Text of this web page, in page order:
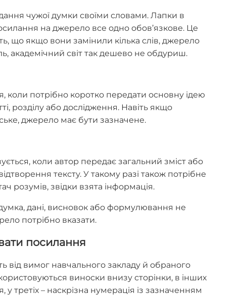
чужої думки своїми словами. Лапки в
на джерело все одно обов’язкове. Це
що якщо вони замінили кілька слів, джерело
академічний світ так дешево не обдуриш.
коли потрібно коротко передати основну ідею
розділу або дослідження. Навіть якщо
джерело має бути зазначене.
коли автор передає загальний зміст або
тексту. У такому разі також потрібне
розумів, звідки взята інформація.
дані, висновок або формулювання не
потрібно вказати.
посилання
вимог навчального закладу й обраного
виноски внизу сторінки, в інших
у третіх – наскрізна нумерація із зазначенням